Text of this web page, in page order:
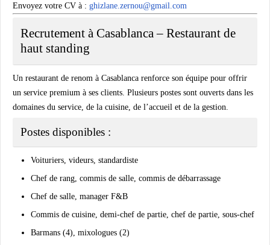
Envoyez votre CV à : ghizlane.zernou@gmail.com
Recrutement à Casablanca – Restaurant de
haut standing
Un restaurant de renom à Casablanca renforce son équipe pour offrir
un service premium à ses clients. Plusieurs postes sont ouverts dans les
domaines du service, de la cuisine, de l’accueil et de la gestion.
Postes disponibles :
Voituriers, videurs, standardiste
Chef de rang, commis de salle, commis de débarrassage
Chef de salle, manager F&B
Commis de cuisine, demi-chef de partie, chef de partie, sous-chef
Barmans (4), mixologues (2)